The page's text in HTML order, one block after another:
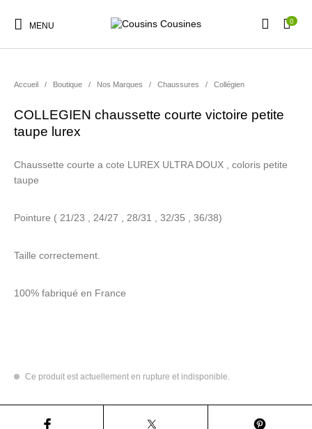
MENU 0
Nouveautés
Vêtements Garçons
Accueil / Boutique / Nos Marques / Chaussures / Collégien
COLLEGIEN chaussette courte victoire petite
taupe lurex
Chaussette courte a cote LUREX ULTRA DOUX , coloris petite
taupe
Pointure ( 21/23 , 24/27 , 28/31 , 32/35 , 36/38)
Taille correctement.
100% fabriqué en France
Ce produit est actuellement en rupture et indisponible.